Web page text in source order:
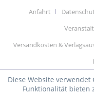
Anfahrt
Versandkosten &
Diese Website
Funktionalität bieten